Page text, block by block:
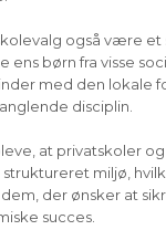
også være et
ens børn fra visse
med den lokale
disciplin.
at privatskoler
miljø,
der ønsker at
succes.